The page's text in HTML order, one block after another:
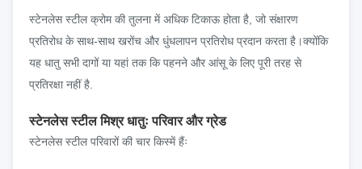
स्टेनलेस स्टील क्रोम की तुलना में अधिक टिकाऊ होता है, जो संक्षारण
प्रतिरोध के साथ-साथ खरोंच और धुंधलापन प्रतिरोध प्रदान करता है।क्योंकि
यह धातु सभी दागों या यहां तक कि पहनने और आंसू के लिए पूरी तरह से
प्रतिरक्षा नहीं है.
स्टेनलेस स्टील मिश्र धातुः परिवार और ग्रेड
स्टेनलेस स्टील परिवारों की चार किस्में हैंः